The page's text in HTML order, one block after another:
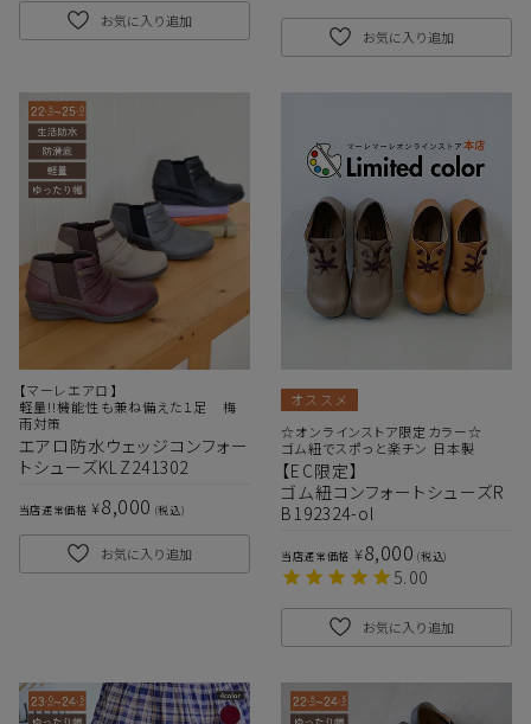
お気に入り追加
お気に入り追加
【マーレエアロ】
軽量!!機能性も兼ね備えた１足 梅
雨対策
エアロ防水ウェッジコンフォー
トシューズKLZ241302
当店通常価格 ¥8,000 税込
お気に入り追加
オススメ
☆オンラインストア限定カラー☆
ゴム紐でスポっと楽チン 日本製
【EC限定】
ゴム紐コンフォートシューズR
B192324-ol
当店通常価格 ¥8,000 税込
5.00
お気に入り追加